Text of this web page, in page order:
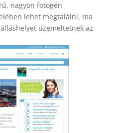
nagyon fotogén
lehet megtalálni, ma
üzemeltetnek az